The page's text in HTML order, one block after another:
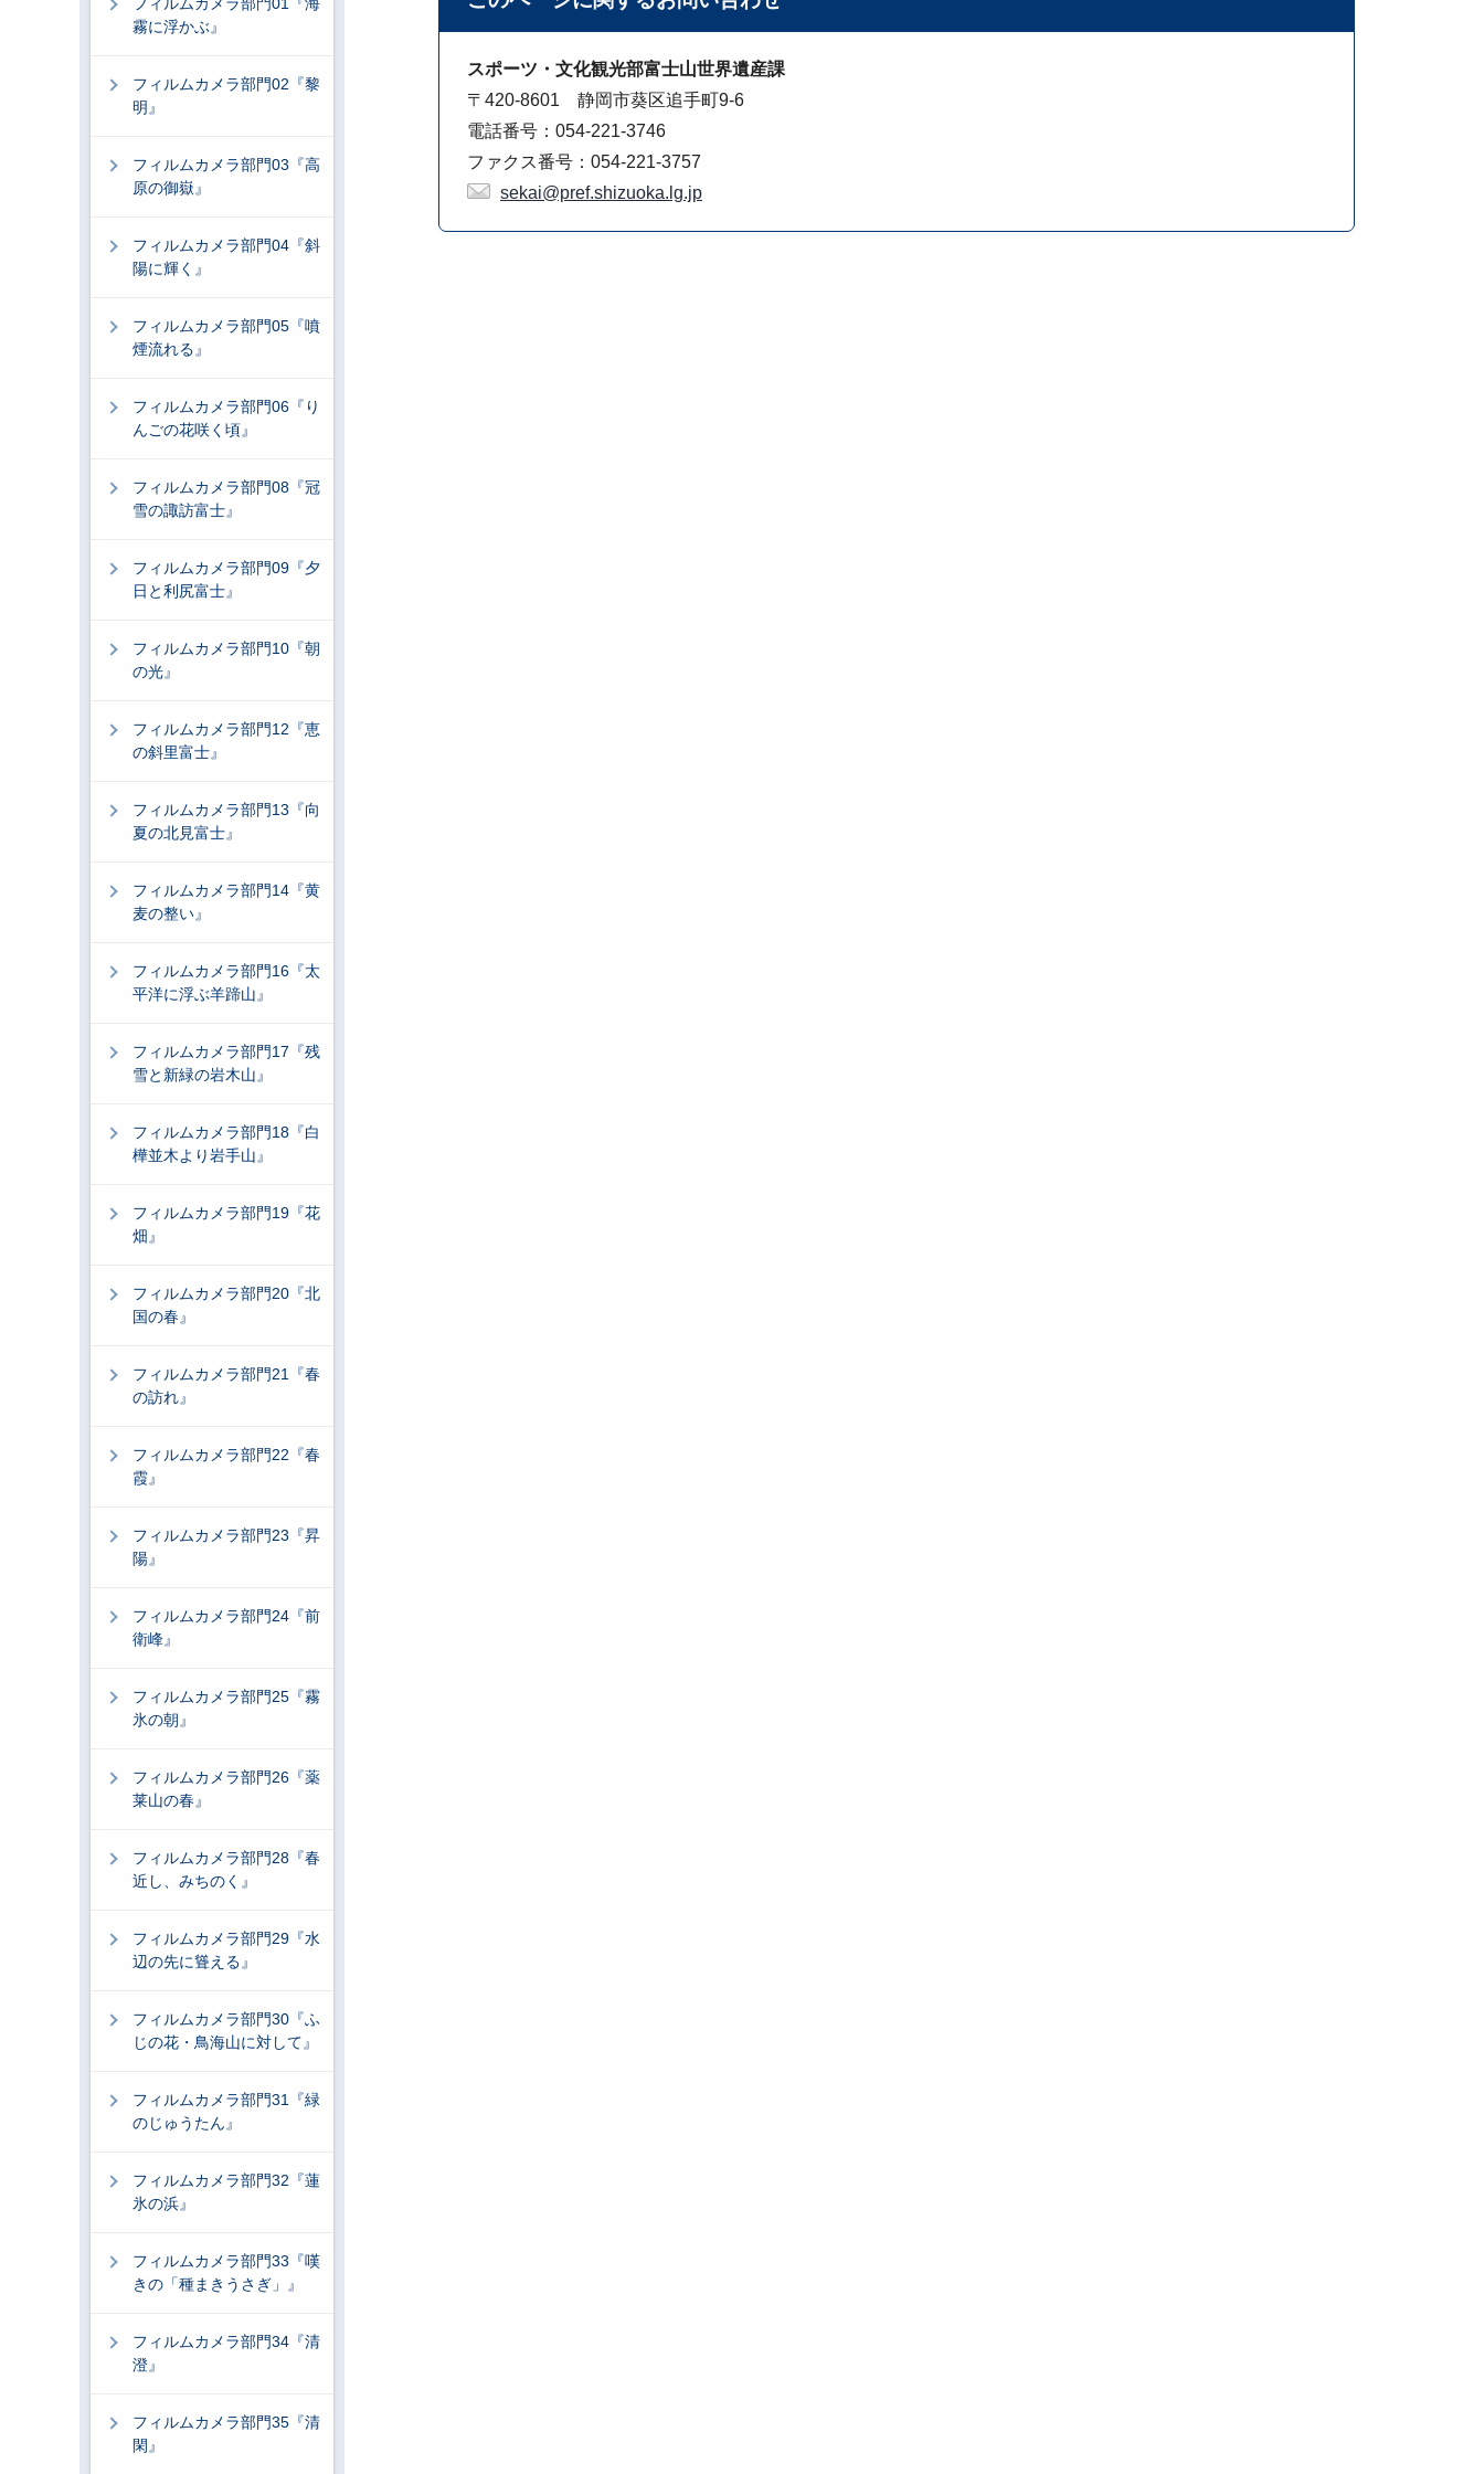
スポーツ・文化観光部富士山世界遺産課
〒420-8601 静岡市葵区追手町9-6
電話番号：054-221-3746
ファクス番号：054-221-3757
sekai@pref.shizuoka.lg.jp
霧に浮かぶ』
フィルムカメラ部門02『黎
明』
フィルムカメラ部門03『高
原の御嶽』
フィルムカメラ部門04『斜
陽に輝く』
フィルムカメラ部門05『噴
煙流れる』
フィルムカメラ部門06『り
んごの花咲く頃』
フィルムカメラ部門08『冠
雪の諏訪富士』
フィルムカメラ部門09『夕
日と利尻富士』
フィルムカメラ部門10『朝
の光』
フィルムカメラ部門12『恵
の斜里富士』
フィルムカメラ部門13『向
夏の北見富士』
フィルムカメラ部門14『黄
麦の整い』
フィルムカメラ部門16『太
平洋に浮ぶ羊蹄山』
フィルムカメラ部門17『残
雪と新緑の岩木山』
フィルムカメラ部門18『白
樺並木より岩手山』
フィルムカメラ部門19『花
畑』
フィルムカメラ部門20『北
国の春』
フィルムカメラ部門21『春
の訪れ』
フィルムカメラ部門22『春
霞』
フィルムカメラ部門23『昇
陽』
フィルムカメラ部門24『前
衛峰』
フィルムカメラ部門25『霧
氷の朝』
フィルムカメラ部門26『薬
莱山の春』
フィルムカメラ部門28『春
近し、みちのく』
フィルムカメラ部門29『水
辺の先に聳える』
フィルムカメラ部門30『ふ
じの花・鳥海山に対して』
フィルムカメラ部門31『緑
のじゅうたん』
フィルムカメラ部門32『蓮
氷の浜』
フィルムカメラ部門33『嘆
きの「種まきうさぎ」』
フィルムカメラ部門34『清
澄』
フィルムカメラ部門35『清
閑』